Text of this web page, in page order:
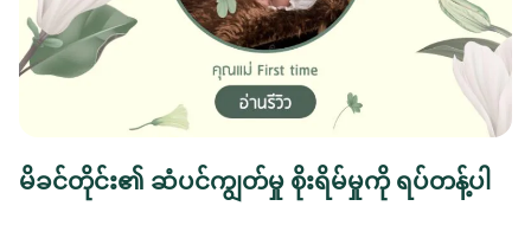
မိခင်တိုင်း၏ ဆံပင်ကျွတ်မှု စိုးရိမ်မှုကို ရပ်တန့်ပါ